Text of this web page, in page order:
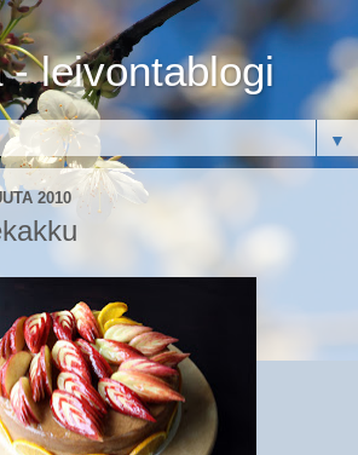
- leivontablogi
▼
2010